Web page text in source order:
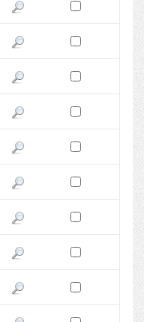
Pokaż podgląd wersji z dnia
Zaznacz wersję do
Pokaż podgląd wersji z dnia
Zaznacz wersję do
Pokaż podgląd wersji z dnia
Zaznacz wersję do
Pokaż podgląd wersji z dnia
Zaznacz wersję do
Pokaż podgląd wersji z dnia
Zaznacz wersję do
Pokaż podgląd wersji z dnia
Zaznacz wersję do
Pokaż podgląd wersji z dnia
Zaznacz wersję do
Pokaż podgląd wersji z dnia
Zaznacz wersję do
Pokaż podgląd wersji z dnia
Zaznacz wersję do